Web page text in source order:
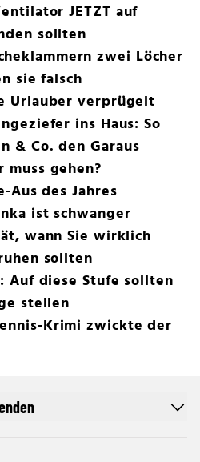
JETZT auf
sollten
zwei Löcher
sie falsch
Urlauber verprügelt
ins Haus: So
& Co. den Garaus
muss gehen?
Aus des Jahres
ist schwanger
wann Sie wirklich
sollten
Auf diese Stufe sollten
stellen
Krimi zwickte der